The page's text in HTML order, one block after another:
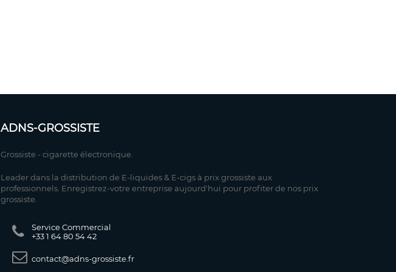
ADNS-GROSSISTE
Grossiste - cigarette électronique.
Leader dans la distribution de E-liquides & E-cigs à prix grossiste aux
professionnels. Enregistrez-votre entreprise aujourd'hui pour profiter de nos prix
grossiste.
Service Commercial
+33 1 64 80 54 42
contact@adns-grossiste.fr